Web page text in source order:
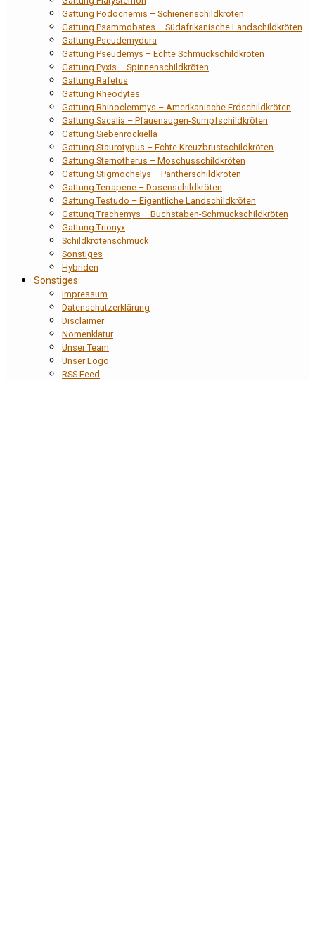
Gattung Podocnemis – Schienenschildkröten
Gattung Psammobates – Südafrikanische Landschildkröten
Gattung Pseudemydura
Gattung Pseudemys – Echte Schmuckschildkröten
Gattung Pyxis – Spinnenschildkröten
Gattung Rafetus
Gattung Rheodytes
Gattung Rhinoclemmys – Amerikanische Erdschildkröten
Gattung Sacalia – Pfauenaugen-Sumpfschildkröten
Gattung Siebenrockiella
Gattung Staurotypus – Echte Kreuzbrustschildkröten
Gattung Sternotherus – Moschusschildkröten
Gattung Stigmochelys – Pantherschildkröten
Gattung Terrapene – Dosenschildkröten
Gattung Testudo – Eigentliche Landschildkröten
Gattung Trachemys – Buchstaben-Schmuckschildkröten
Gattung Trionyx
Schildkrötenschmuck
Sonstiges
Hybriden
Sonstiges
Impressum
Datenschutzerklärung
Disclaimer
Nomenklatur
Unser Team
Unser Logo
RSS Feed